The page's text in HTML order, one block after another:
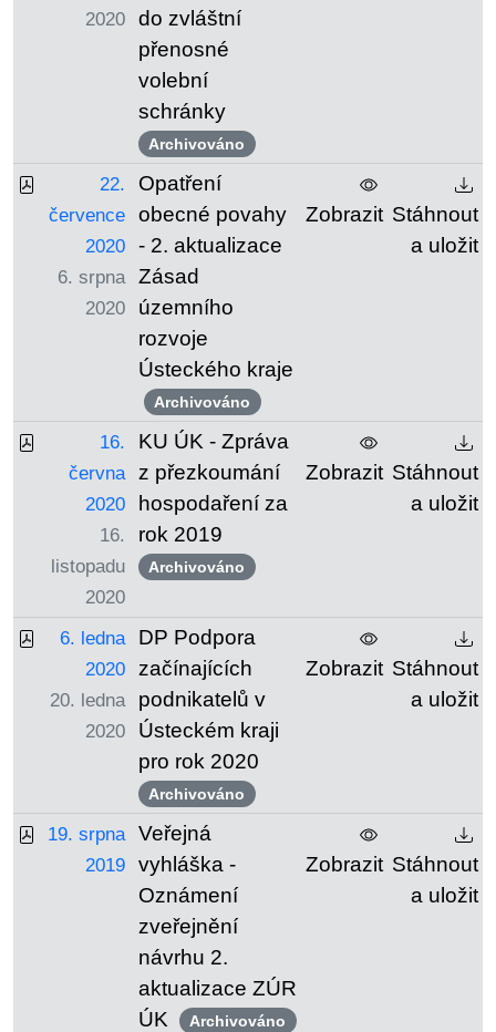
2020
do zvláštní
přenosné
volební
schránky
Archivováno
22.
července
2020
6. srpna
2020
Opatření
obecné povahy
- 2. aktualizace
Zásad
územního
rozvoje
Ústeckého kraje
Archivováno
Zobrazit Stáhnout
a uložit
16.
června
2020
16.
listopadu
2020
KU ÚK - Zpráva
z přezkoumání
hospodaření za
rok 2019
Archivováno
Zobrazit Stáhnout
a uložit
6. ledna
2020
20. ledna
2020
DP Podpora
začínajících
podnikatelů v
Ústeckém kraji
pro rok 2020
Archivováno
Zobrazit Stáhnout
a uložit
19. srpna
2019
Veřejná
vyhláška -
Oznámení
zveřejnění
návrhu 2.
aktualizace ZÚR
ÚK
Archivováno
Zobrazit Stáhnout
a uložit